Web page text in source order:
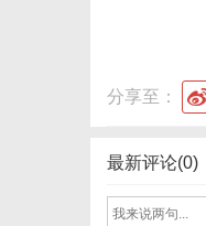
分享至：
最新评论(0)